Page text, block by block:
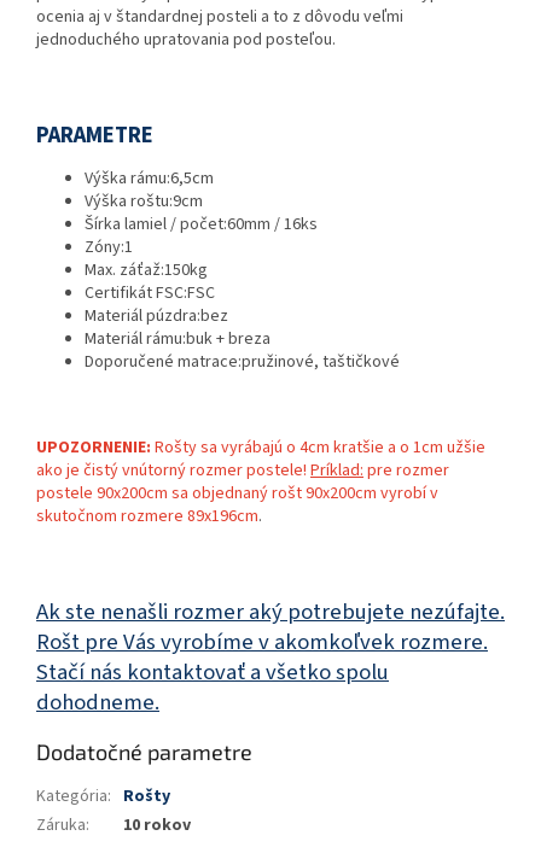
ocenia aj v štandardnej posteli a to z dôvodu veľmi
jednoduchého upratovania pod posteľou.
PARAMETRE
Výška rámu:6,5cm
Výška roštu:9cm
Šírka lamiel / počet:60mm / 16ks
Zóny:1
Max. záťaž:150kg
Certifikát FSC:FSC
Materiál púzdra:bez
Materiál rámu:buk + breza
Doporučené matrace:pružinové, taštičkové
UPOZORNENIE: Rošty sa vyrábajú o 4cm kratšie a o 1cm užšie
ako je čistý vnútorný rozmer postele! Príklad:pre rozmer
postele 90x200cm sa objednaný rošt 90x200cm vyrobí v
skutočnom rozmere 89x196cm.
Ak ste nenašli rozmer aký potrebujete nezúfajte.
Rošt pre Vás vyrobíme v akomkoľvek rozmere.
Stačí nás kontaktovať a všetko spolu
dohodneme.
Dodatočné parametre
Kategória: Rošty
Záruka: 10 rokov